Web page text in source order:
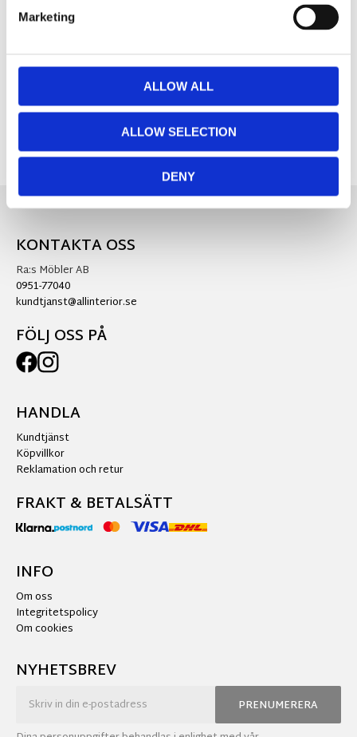
Marketing
ALLOW ALL
ALLOW SELECTION
DENY
Material:Glas
Visa alla produkter från Wikholm Form
KONTAKTA OSS
Ra:s Möbler AB
0951-77040
kundtjanst@allinterior.se
FÖLJ OSS PÅ
HANDLA
Kundtjänst
Köpvillkor
Reklamation och retur
FRAKT & BETALSÄTT
INFO
Om oss
Integritetspolicy
Om cookies
NYHETSBREV
PRENUMERERA